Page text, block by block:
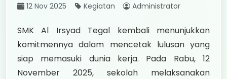
12 Nov 2025 Kegiatan Administrator
SMK Al Irsyad Tegal kembali menunjukkan
komitmennya dalam mencetak lulusan yang
siap memasuki dunia kerja. Pada Rabu, 12
November 2025, sekolah melaksanakan